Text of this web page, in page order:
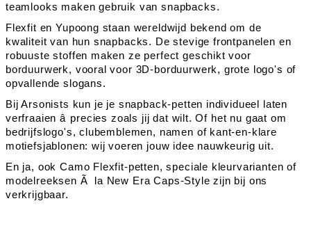
teamlooks maken gebruik van snapbacks.
Flexfit en Yupoong staan wereldwijd bekend om de
kwaliteit van hun snapbacks. De stevige frontpanelen en
robuuste stoffen maken ze perfect geschikt voor
borduurwerk, vooral voor 3D-borduurwerk, grote logo's of
opvallende slogans.
Bij Arsonists kun je je snapback-petten individueel laten
verfraaien â precies zoals jij dat wilt. Of het nu gaat om
bedrijfslogo's, clubemblemen, namen of kant-en-klare
motiefsjablonen: wij voeren jouw idee nauwkeurig uit.
En ja, ook Camo Flexfit-petten, speciale kleurvarianten of
modelreeksen Ã la New Era Caps-Style zijn bij ons
verkrijgbaar.